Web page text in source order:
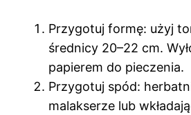
Przygotuj formę: użyj
średnicy 20–22 cm.
papierem do pieczenia.
Przygotuj spód:
malakserze lub